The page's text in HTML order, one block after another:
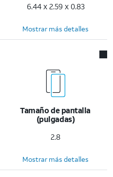
6.44 x 2.59 x 0.83
Mostrar más detalles
Tamaño de pantalla
(pulgadas)
2.8
Mostrar más detalles